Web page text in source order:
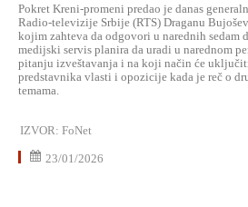
Pokret Kreni-promeni predao je danas
Radio-televizije Srbije (RTS) Draganu
kojim zahteva da odgovori u narednih sedam
medijski servis planira da uradi u narednom
pitanju izveštavanja i na koji način će
predstavnika vlasti i opozicije kada je reč o
temama.
IZVOR: FoNet
23/01/2026